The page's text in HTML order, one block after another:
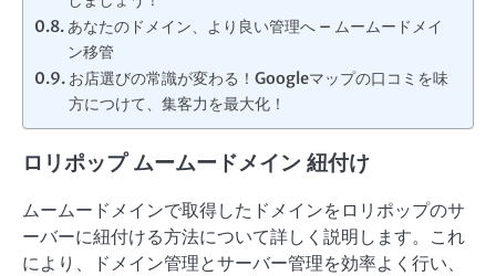
あなたのドメイン、より良い管理へ – ムームードメイ
ン移管
お店選びの常識が変わる！Googleマップの口コミを味
方につけて、集客力を最大化！
ロリポップ ムームードメイン 紐付け
ムームードメインで取得したドメインをロリポップのサ
ーバーに紐付ける方法について詳しく説明します。これ
により、ドメイン管理とサーバー管理を効率よく行い、